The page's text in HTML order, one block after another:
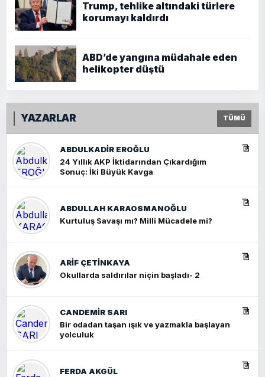
Trump, tehlike altındaki türlere
korumayı kaldırdı
ABD’de yangına müdahale eden
helikopter düştü
YAZARLAR TÜMÜ
ABDULKADIR EROĞLU
24 Yıllık AKP İktidarından Çıkardığım
Sonuç: İki Büyük Kavga
ABDULLAH KARAOSMANOĞLU
Kurtuluş Savaşı mı? Milli Mücadele mi?
ARIF ÇETİNKAYA
Okullarda saldırılar niçin başladı- 2
CANDEMIR SARI
Bir odadan taşan ışık ve yazmakla başlayan
yolculuk
FERDA AKGÜL